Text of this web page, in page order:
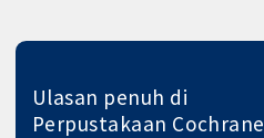
Ulasan penuh di
Perpustakaan Cochrane